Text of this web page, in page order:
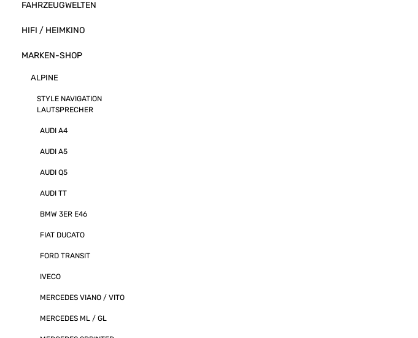
FAHRZEUGWELTEN
HIFI / HEIMKINO
MARKEN-SHOP
ALPINE
STYLE NAVIGATION
LAUTSPRECHER
AUDI A4
AUDI A5
AUDI Q5
AUDI TT
BMW 3ER E46
FIAT DUCATO
FORD TRANSIT
IVECO
MERCEDES VIANO / VITO
MERCEDES ML / GL